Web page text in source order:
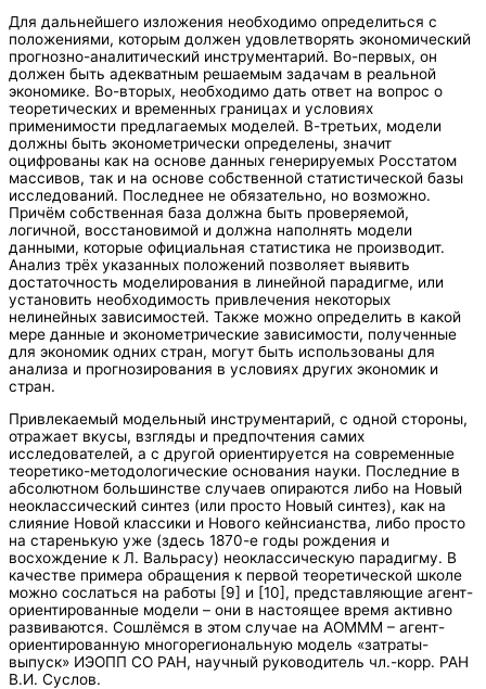
Для дальнейшего изложения необходимо определиться с
положениями, которым должен удовлетворять экономический
прогнозно-аналитический инструментарий. Во-первых, он
должен быть адекватным решаемым задачам в реальной
экономике. Во-вторых, необходимо дать ответ на вопрос о
теоретических и временных границах и условиях
применимости предлагаемых моделей. В-третьих, модели
должны быть эконометрически определены, значит
оцифрованы как на основе данных генерируемых Росстатом
массивов, так и на основе собственной статистической базы
исследований. Последнее не обязательно, но возможно.
Причём собственная база должна быть проверяемой,
логичной, восстановимой и должна наполнять модели
данными, которые официальная статистика не производит.
Анализ трёх указанных положений позволяет выявить
достаточность моделирования в линейной парадигме, или
установить необходимость привлечения некоторых
нелинейных зависимостей. Также можно определить в какой
мере данные и эконометрические зависимости, полученные
для экономик одних стран, могут быть использованы для
анализа и прогнозирования в условиях других экономик и
стран.
Привлекаемый модельный инструментарий, с одной стороны,
отражает вкусы, взгляды и предпочтения самих
исследователей, а с другой ориентируется на современные
теоретико-методологические основания науки. Последние в
абсолютном большинстве случаев опираются либо на Новый
неоклассический синтез (или просто Новый синтез), как на
слияние Новой классики и Нового кейнсианства, либо просто
на старенькую уже (здесь 1870-е годы рождения и
восхождение к Л. Вальрасу) неоклассическую парадигму. В
качестве примера обращения к первой теоретической школе
можно сослаться на работы [9] и [10], представляющие агент-
ориентированные модели – они в настоящее время активно
развиваются. Сошлёмся в этом случае на АОМММ – агент-
ориентированную многорегиональную модель «затраты-
выпуск» ИЭОПП СО РАН, научный руководитель чл.-корр. РАН
В.И. Суслов.